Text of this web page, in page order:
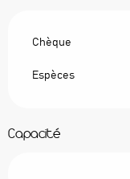
Chèque
Espèces
Capacité